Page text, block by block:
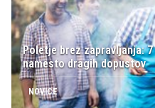
Poletje brez zapravljanja:
namesto dragih dopustov
NOVICE